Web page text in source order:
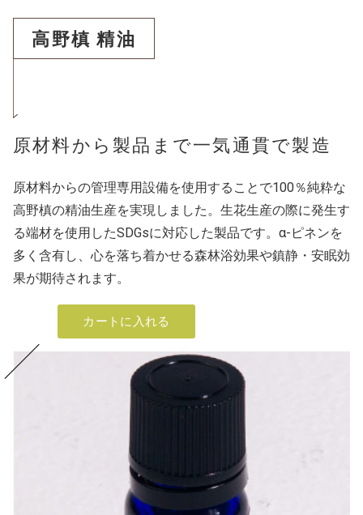
高野槙 精油
原材料から製品まで一気通貫で製造
原材料からの管理専用設備を使用することで100％純粋な
高野槙の精油生産を実現しました。生花生産の際に発生す
る端材を使用したSDGsに対応した製品です。α-ピネンを
多く含有し、心を落ち着かせる森林浴効果や鎮静・安眠効
果が期待されます。